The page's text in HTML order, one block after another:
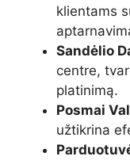
klientams
Sandėlio
centre,
platinimą.
Posmai
užtikrina